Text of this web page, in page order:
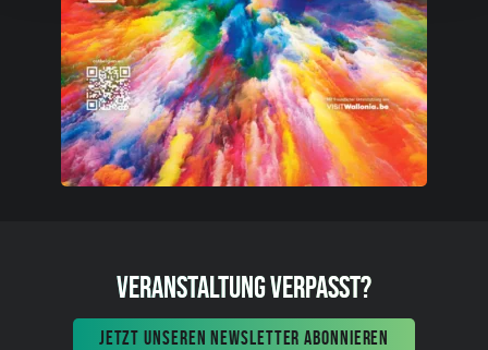
VERANSTALTUNG VERPASST?
JETZT UNSEREN NEWSLETTER ABONNIEREN